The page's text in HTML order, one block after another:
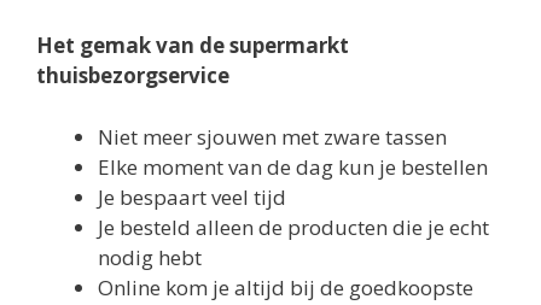
Het gemak van de supermarkt
thuisbezorgservice
Niet meer sjouwen met zware tassen
Elke moment van de dag kun je bestellen
Je bespaart veel tijd
Je besteld alleen de producten die je echt
nodig hebt
Online kom je altijd bij de goedkoopste